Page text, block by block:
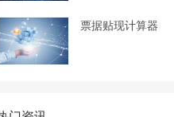
票据贴现计算器